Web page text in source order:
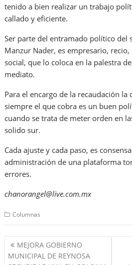
tenido a bien realizar un trabajo
callado y eficiente.
Ser parte del entramado político del
Manzur Nader, es empresario,
social, que lo coloca en la palestra
mediato.
Para el encargo de la recaudación la
siempre el que cobra es un buen
cuando se trata de meter orden en
solido sur.
Cada ajuste y cada paso, es
administración de una plataforma
errores.
chanorangel@live.com.mx
Columnas
Navegación
de
MEJORA GOBIERNO
MUNICIPAL DE REYNOSA